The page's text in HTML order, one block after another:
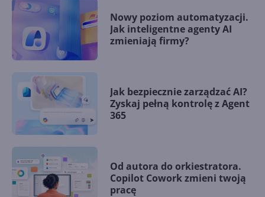
Nowy poziom automatyzacji.
Jak inteligentne agenty AI
zmieniają firmy?
Jak bezpiecznie zarządzać AI?
Zyskaj pełną kontrolę z Agent
365
Od autora do orkiestratora.
Copilot Cowork zmieni twoją
pracę